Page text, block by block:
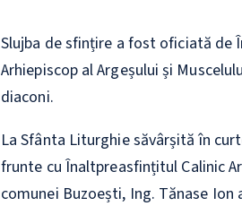
Slujba de sfințire a fost oficiată de
Arhiepiscop al Argeșului și
diaconi.
La Sfânta Liturghie săvârșită în
frunte cu Înaltpreasfințitul Calinic
comunei Buzoești, Ing. Tănase